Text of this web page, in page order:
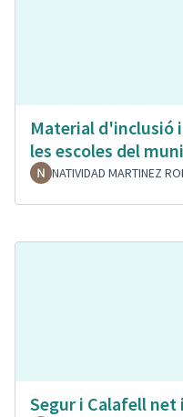
Material d'inclusió
les escoles del
NATIVIDAD MARTINEZ
Segur i Calafell net